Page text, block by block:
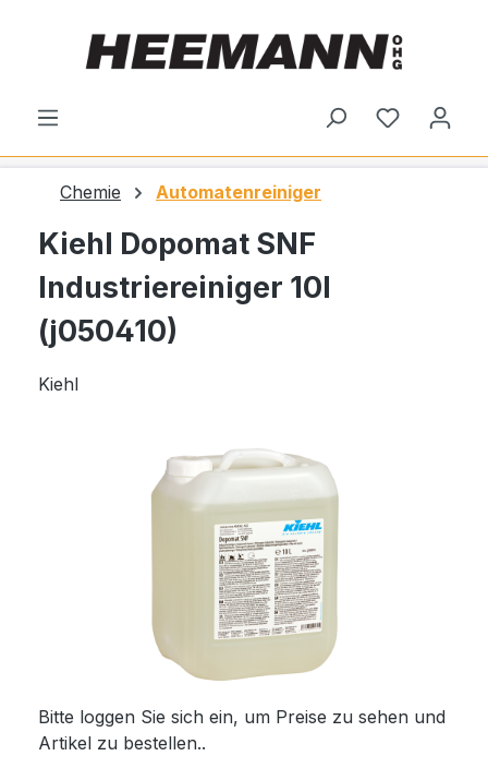
Du hast 0
Chemie Automatenreiniger
Kiehl Dopomat SNF
Industriereiniger 10l
(j050410)
Kiehl
Bildergalerie überspringen
Bitte loggen Sie sich ein, um Preise zu sehen und
Artikel zu bestellen..